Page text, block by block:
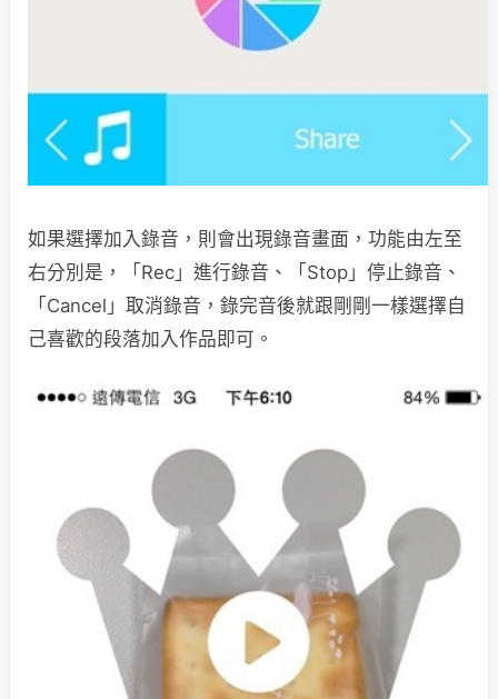
如果選擇加入錄音，則會出現錄音畫面，功能由左至
右分別是，「Rec」進行錄音、「Stop」停止錄音、
「Cancel」取消錄音，錄完音後就跟剛剛一樣選擇自
己喜歡的段落加入作品即可。